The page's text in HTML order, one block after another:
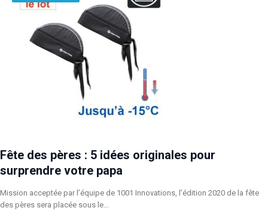
Fête des pères : 5 idées originales pour
surprendre votre papa
Mission acceptée par l’équipe de 1001 Innovations, l’édition 2020 de la fête
des pères sera placée sous le…